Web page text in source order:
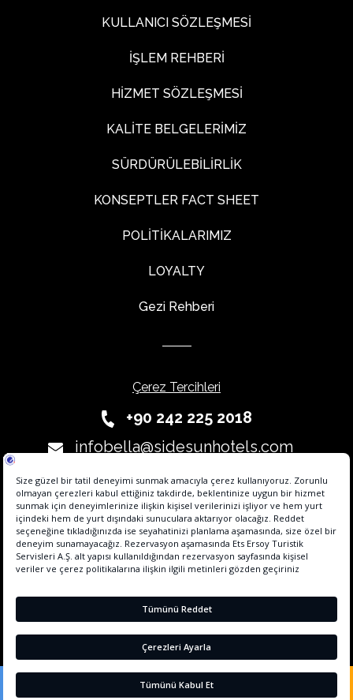
REZERVASYON YAP
KULLANICI SÖZLEŞMESİ
İŞLEM REHBERİ
HİZMET SÖZLEŞMESİ
KALİTE BELGELERİMİZ
SÜRDÜRÜLEBİLİRLİK
KONSEPTLER FACT SHEET
POLİTİKALARIMIZ
LOYALTY
Gezi Rehberi
Çerez Tercihleri
+90 242 225 2018
infobella@sidesunhotels.com
Etstur Elektronik Ticaret Bilgi Sistemi' ne (ETBİS) kayıtlıdır. Bu tesisin online